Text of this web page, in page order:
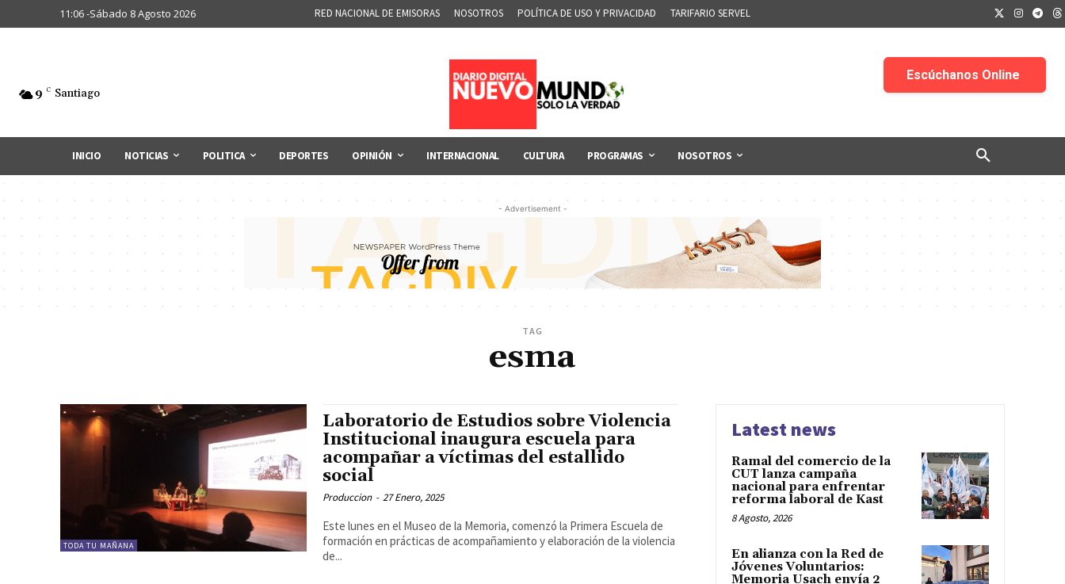
11:06 -Sábado 8 Agosto 2026 RED NACIONAL DE EMISORAS NOSOTROS POLÍTICA DE USO Y PRIVACIDAD TARIFARIO SERVEL
9 C Santiago
INICIO NOTICIAS POLITICA DEPORTES OPINIÓN INTERNACIONAL CULTURA PROGRAMAS NOSOTROS
- Advertisement -
TAG
esma
TODA TU MAÑANA
Laboratorio de Estudios sobre Violencia
Institucional inaugura escuela para
acompañar a víctimas del estallido
social
Produccion - 27 Enero, 2025
Este lunes en el Museo de la Memoria, comenzó la Primera Escuela de
formación en prácticas de acompañamiento y elaboración de la violencia
de...
Latest news
Ramal del comercio de la
CUT lanza campaña
nacional para enfrentar
reforma laboral de Kast
8 Agosto, 2026
En alianza con la Red de
Jóvenes Voluntarios:
Memoria Usach envía 2